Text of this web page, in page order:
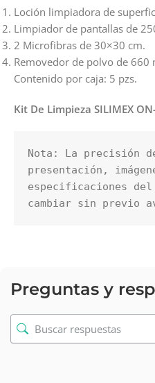
Loción limpiadora de
Limpiador de pantallas de
2 Microfibras de 30×30 cm.
Removedor de polvo de 660
Contenido por caja: 5 pzs.
Kit De Limpieza SILIMEX
Nota: La precisión
presentación,
especificaciones del
cambiar sin previo
Preguntas y